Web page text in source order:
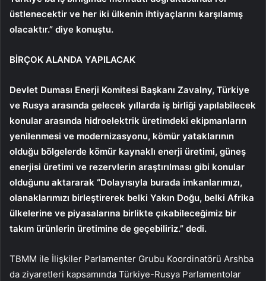
üstlenecektir ve her iki ülkenin ihtiyaçlarını karşılamış
olacaktır.” diye konuştu.
BİRÇOK ALANDA YAPILACAK
Devlet Duması Enerji Komitesi Başkanı Zavalny, Türkiye
ve Rusya arasında gelecek yıllarda iş birliği yapılabilecek
konular arasında hidroelektrik üretimdeki ekipmanların
yenilenmesi ve modernizasyonu, kömür yataklarının
olduğu bölgelerde kömür kaynaklı enerji üretimi, güneş
enerjisi üretimi ve rezervlerin araştırılması gibi konular
olduğunu aktararak “Dolayısıyla burada imkanlarımızı,
olanaklarımızı birleştirerek belki Yakın Doğu, belki Afrika
ülkelerine ve piyasalarına birlikte çıkabileceğimiz bir
takım ürünlerin üretimine de geçebiliriz.” dedi.
TBMM ile İlişkiler Parlamenter Grubu Koordinatörü Arshba
da ziyaretleri kapsamında Türkiye-Rusya Parlamentolar